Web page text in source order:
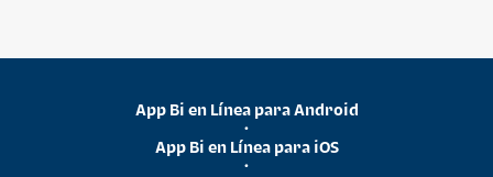
App Bi en Línea para Android
•
App Bi en Línea para iOS
•